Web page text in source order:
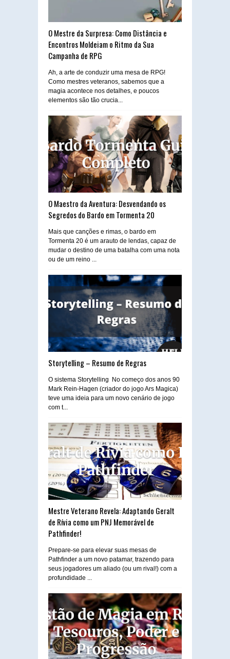
O Mestre da Surpresa: Como Distância e
Encontros Moldeiam o Ritmo da Sua
Campanha de RPG
Ah, a arte de conduzir uma mesa de RPG!
Como mestres veteranos, sabemos que a
magia acontece nos detalhes, e poucos
elementos são tão crucia...
O Maestro da Aventura: Desvendando os
Segredos do Bardo em Tormenta 20
Mais que canções e rimas, o bardo em
Tormenta 20 é um arauto de lendas, capaz de
mudar o destino de uma batalha com uma nota
ou de um reino ...
Storytelling – Resumo de Regras
O sistema Storytelling No começo dos anos 90
Mark Rein-Hagen (criador do jogo Ars Magica)
teve uma ideia para um novo cenário de jogo
com t...
Mestre Veterano Revela: Adaptando Geralt
de Rívia como um PNJ Memorável de
Pathfinder!
Prepare-se para elevar suas mesas de
Pathfinder a um novo patamar, trazendo para
seus jogadores um aliado (ou um rival!) com a
profundidade ...